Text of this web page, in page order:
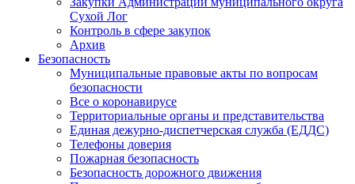
Сухой Лог
Контроль в сфере закупок
Архив
Безопасность
Муниципальные правовые акты по вопросам
безопасности
Все о коронавирусе
Территориальные органы и представительства
Единая дежурно-диспетчерская служба (ЕДДС)
Телефоны доверия
Пожарная безопасность
Безопасность дорожного движения